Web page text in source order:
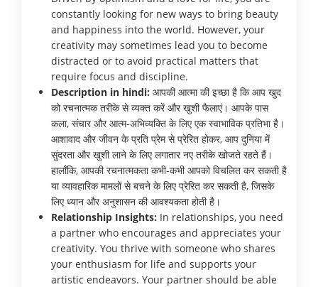
constantly looking for new ways to bring beauty
and happiness into the world. However, your
creativity may sometimes lead you to become
distracted or to avoid practical matters that
require focus and discipline.
Description in hindi: आपकी आत्मा की इच्छा है कि आप खुद
को रचनात्मक तरीके से व्यक्त करें और खुशी फैलाएं। आपके पास
कला, संचार और आत्म-अभिव्यक्ति के लिए एक स्वाभाविक प्रतिभा है।
आशावाद और जीवन के प्रति प्रेम से प्रेरित होकर, आप दुनिया में
सुंदरता और खुशी लाने के लिए लगातार नए तरीके खोजते रहते हैं।
हालाँकि, आपकी रचनात्मकता कभी-कभी आपको विचलित कर सकती है
या व्यावहारिक मामलों से बचने के लिए प्रेरित कर सकती है, जिसके
लिए ध्यान और अनुशासन की आवश्यकता होती है।
Relationship Insights: In relationships, you need
a partner who encourages and appreciates your
creativity. You thrive with someone who shares
your enthusiasm for life and supports your
artistic endeavors. Your partner should be able